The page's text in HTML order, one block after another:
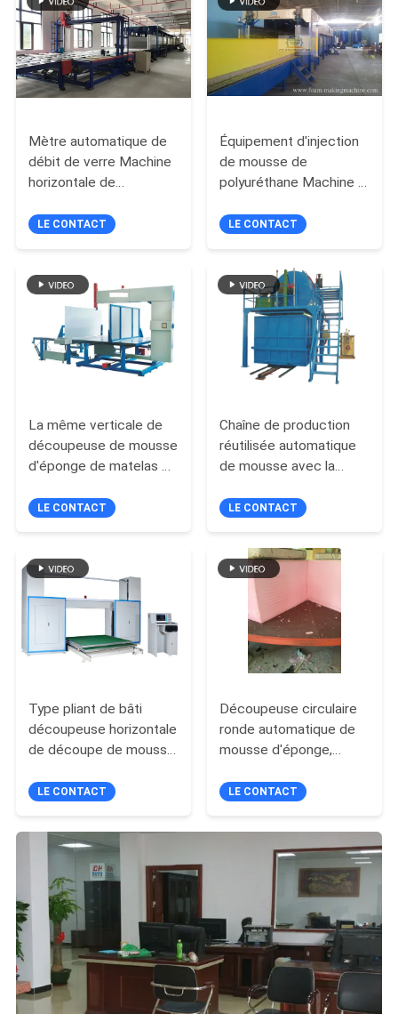
DU
SITE
DE
CONFIDENTIALITÉ
Mètre automatique de
débit de verre Machine
horizontale de
jusqu'à 1300 mm de
LE CONTACT
Équipement d'injection
de mousse de
polyuréthane Machine à
pression avec une
de 1,0 à 1,25 m
LE CONTACT
La même verticale de
découpeuse de mousse
d'éponge de matelas de
d'épaisseur
LE CONTACT
Chaîne de production
réutilisée automatique
de mousse avec la
mélange de vapeur
LE CONTACT
Type pliant de bâti
découpeuse horizontale
de découpe de mousse
de oscillation
LE CONTACT
Découpeuse circulaire
ronde automatique de
mousse d'éponge,
polyuréthane
LE CONTACT